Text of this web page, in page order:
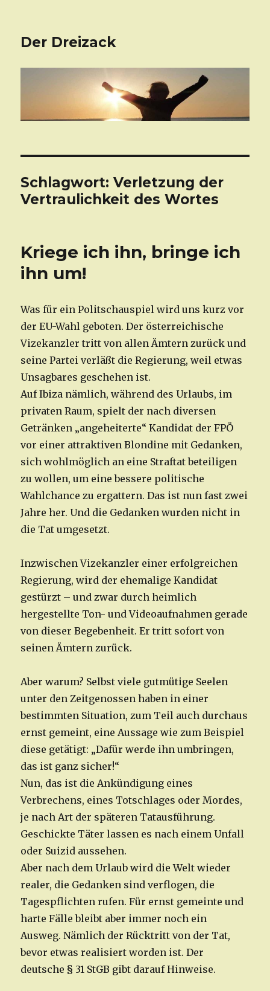
Der Dreizack
Schlagwort: Verletzung der
Vertraulichkeit des Wortes
Kriege ich ihn, bringe ich
ihn um!
Was für ein Politschauspiel wird uns kurz vor
der EU-Wahl geboten. Der österreichische
Vizekanzler tritt von allen Ämtern zurück und
seine Partei verläßt die Regierung, weil etwas
Unsagbares geschehen ist.
Auf Ibiza nämlich, während des Urlaubs, im
privaten Raum, spielt der nach diversen
Getränken „angeheiterte“ Kandidat der FPÖ
vor einer attraktiven Blondine mit Gedanken,
sich wohlmöglich an eine Straftat beteiligen
zu wollen, um eine bessere politische
Wahlchance zu ergattern. Das ist nun fast zwei
Jahre her. Und die Gedanken wurden nicht in
die Tat umgesetzt.
Inzwischen Vizekanzler einer erfolgreichen
Regierung, wird der ehemalige Kandidat
gestürzt – und zwar durch heimlich
hergestellte Ton- und Videoaufnahmen gerade
von dieser Begebenheit. Er tritt sofort von
seinen Ämtern zurück.
Aber warum? Selbst viele gutmütige Seelen
unter den Zeitgenossen haben in einer
bestimmten Situation, zum Teil auch durchaus
ernst gemeint, eine Aussage wie zum Beispiel
diese getätigt: „Dafür werde ihn umbringen,
das ist ganz sicher!“
Nun, das ist die Ankündigung eines
Verbrechens, eines Totschlages oder Mordes,
je nach Art der späteren Tatausführung.
Geschickte Täter lassen es nach einem Unfall
oder Suizid aussehen.
Aber nach dem Urlaub wird die Welt wieder
realer, die Gedanken sind verflogen, die
Tagespflichten rufen. Für ernst gemeinte und
harte Fälle bleibt aber immer noch ein
Ausweg. Nämlich der Rücktritt von der Tat,
bevor etwas realisiert worden ist. Der
deutsche § 31 StGB gibt darauf Hinweise.